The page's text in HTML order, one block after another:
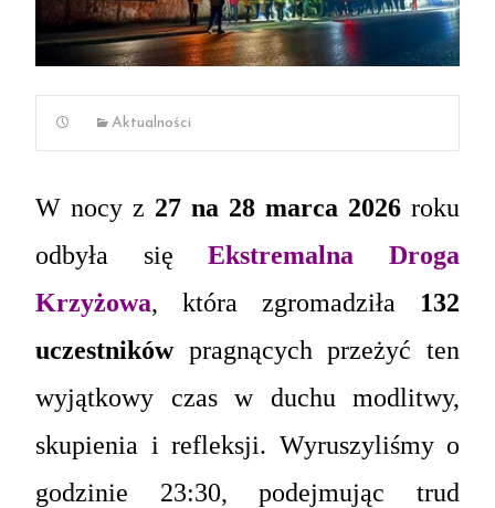
Aktualności
W nocy z 27 na 28 marca 2026 roku
odbyła sięEkstremalna Droga
Krzyżowa, która zgromadziła 132
uczestnikówpragnących przeżyć ten
wyjątkowy czas w duchu modlitwy,
skupienia i refleksji. Wyruszyliśmy o
godzinie 23:30, podejmując trud